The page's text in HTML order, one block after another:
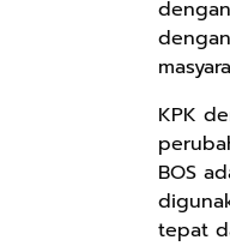
KPK
BOS
tepat